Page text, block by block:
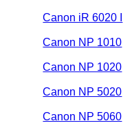
Canon iR 6020 I
Canon NP 1010
Canon NP 1020
Canon NP 5020
Canon NP 5060